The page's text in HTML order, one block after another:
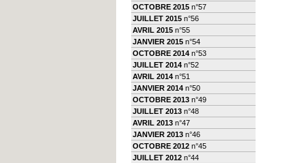
OCTOBRE 2015 n°57
JUILLET 2015 n°56
AVRIL 2015 n°55
JANVIER 2015 n°54
OCTOBRE 2014 n°53
JUILLET 2014 n°52
AVRIL 2014 n°51
JANVIER 2014 n°50
OCTOBRE 2013 n°49
JUILLET 2013 n°48
AVRIL 2013 n°47
JANVIER 2013 n°46
OCTOBRE 2012 n°45
JUILLET 2012 n°44